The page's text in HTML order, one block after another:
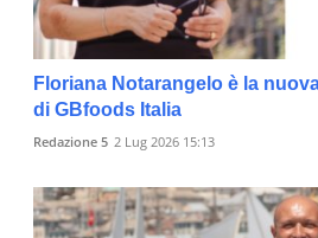
Floriana Notarangelo è la
di GBfoods Italia
Redazione 5 2 Lug 2026 15:13